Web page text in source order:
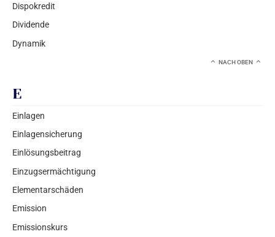
Dispokredit
Dividende
Dynamik
NACH OBEN
E
Einlagen
Einlagensicherung
Einlösungsbeitrag
Einzugsermächtigung
Elementarschäden
Emission
Emissionskurs